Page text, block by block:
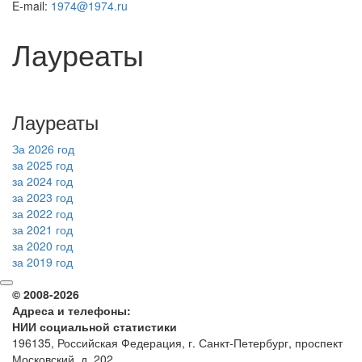
E-mail: 1974@1974.ru
Лауреаты
Лауреаты
За 2026 год
за 2025 год
за 2024 год
за 2023 год
за 2022 год
за 2021 год
за 2020 год
за 2019 год
© 2008-2026
Адреса и телефоны:
НИИ социальной статистики
196135, Российская Федерация, г. Санкт-Петербург, проспект
Московский, д. 202